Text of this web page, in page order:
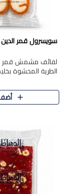
سويسرول قمر الدين
لفائف مشمش قمر
الطرية المحشوة
جوز الهند الأبيض
الفاخرة، يقدم
الطبيعي لقمر الدين